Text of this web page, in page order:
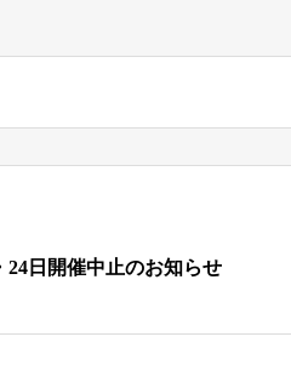
24日開催中止のお知らせ